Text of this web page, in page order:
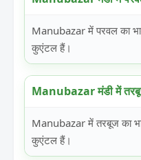
Manubazar में परवल का
कुएंटल हैं।
Manubazar मंडी में
Manubazar में तरबूज का
कुएंटल हैं।